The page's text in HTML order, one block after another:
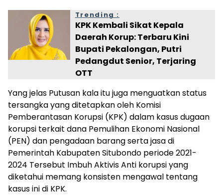
Trending :
KPK Kembali Sikat Kepala
Daerah Korup: Terbaru Kini
Bupati Pekalongan, Putri
Pedangdut Senior, Terjaring
OTT
Yang jelas Putusan kala itu juga menguatkan status
tersangka yang ditetapkan oleh Komisi
Pemberantasan Korupsi (KPK) dalam kasus dugaan
korupsi terkait dana Pemulihan Ekonomi Nasional
(PEN) dan pengadaan barang serta jasa di
Pemerintah Kabupaten Situbondo periode 2021-
2024 Tersebut Imbuh Aktivis Anti korupsi yang
diketahui memang konsisten mengawal tentang
kasus ini di KPK.